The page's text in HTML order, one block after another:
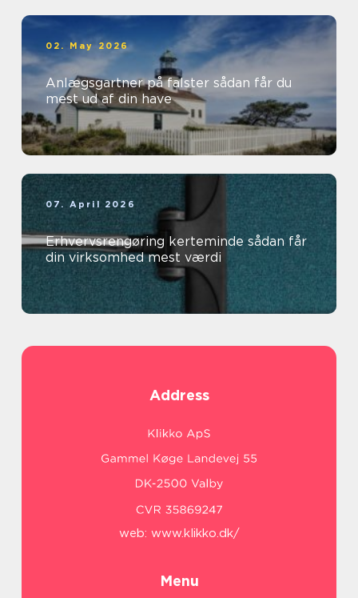
02. May 2026
Anlægsgartner på falster sådan får du
mest ud af din have
07. April 2026
Erhvervsrengøring kerteminde sådan får
din virksomhed mest værdi
Address
web: www.klikko.dk/
Menu